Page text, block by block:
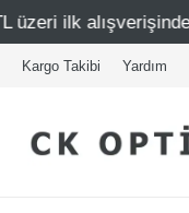
500 TL indirim
Kargo Takibi Yardım